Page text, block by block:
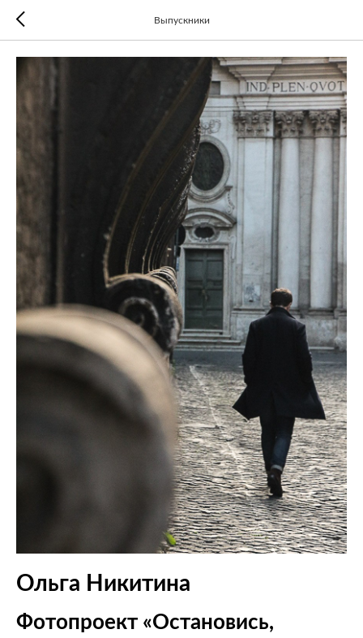
Выпускники
Ольга Никитина
Фотопроект «Остановись,